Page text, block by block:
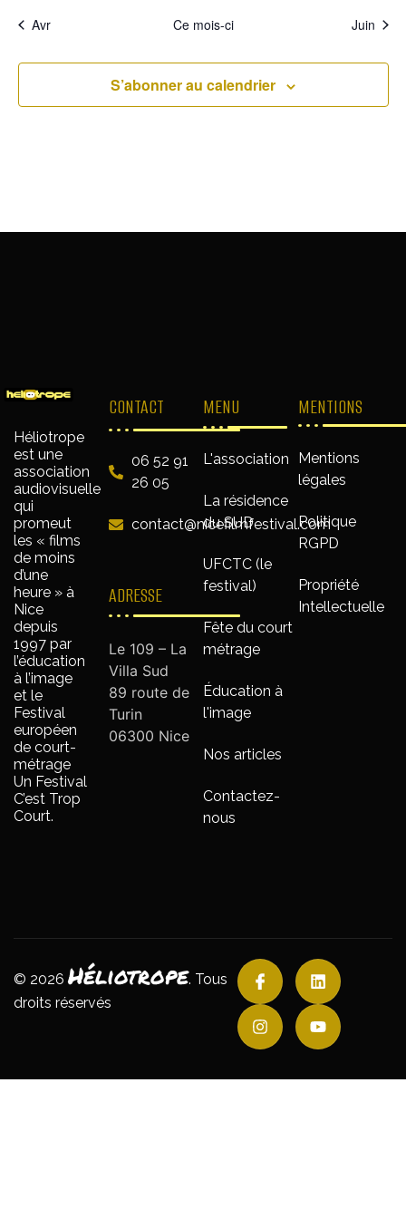
Avr Ce mois-ci Juin
S’abonner au calendrier
Héliotrope
est une
association
audiovisuelle
qui
promeut
les « films
de moins
d’une
heure » à
Nice
depuis
1997 par
l’éducation
à l’image
et le
Festival
européen
de court-
métrage
Un Festival
C’est Trop
Court.
CONTACT
06 52 91
26 05
contact@nicefilmfestival.com
ADRESSE
Le 109 – La
Villa Sud
89 route de
Turin
06300 Nice
MENU
L'association
La résidence
du SUD
UFCTC (le
festival)
Fête du court
métrage
Éducation à
l'image
Nos articles
Contactez-
nous
MENTIONS
Mentions
légales
Politique
RGPD
Propriété
Intellectuelle
© 2026Héliotrope. Tous
droits réservés